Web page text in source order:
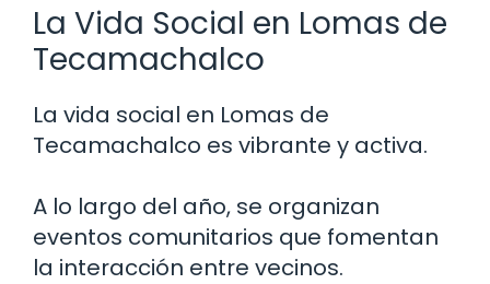
La Vida Social en Lomas de
Tecamachalco
La vida social en Lomas de
Tecamachalco es vibrante y activa.
A lo largo del año, se organizan
eventos comunitarios que fomentan
la interacción entre vecinos.